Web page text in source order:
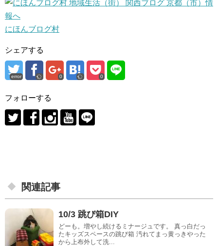
にほんブログ村
シェアする
error 0 0
フォローする
関連記事
10/3 跳び箱DIY
どーも。増やし続けるミナージュです。 真っ白だっ
たキッズスペースの跳び箱 汚れてまっ黄っきやった
から上布外して洗...